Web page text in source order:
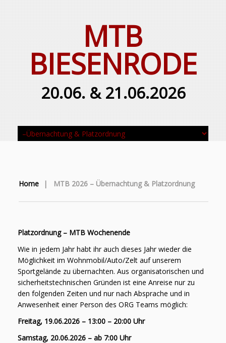
MTB
BIESENRODE
20.06. & 21.06.2026
Home | MTB 2026 – Übernachtung & Platzordnung
Platzordnung – MTB Wochenende
Wie in jedem Jahr habt ihr auch dieses Jahr wieder die
Möglichkeit im Wohnmobil/Auto/Zelt auf unserem
Sportgelände zu übernachten. Aus organisatorischen und
sicherheitstechnischen Gründen ist eine Anreise nur zu
den folgenden Zeiten und nur nach Absprache und in
Anwesenheit einer Person des ORG Teams möglich:
Freitag, 19.06.2026 – 13:00 – 20:00 Uhr
Samstag, 20.06.2026 – ab 7:00 Uhr